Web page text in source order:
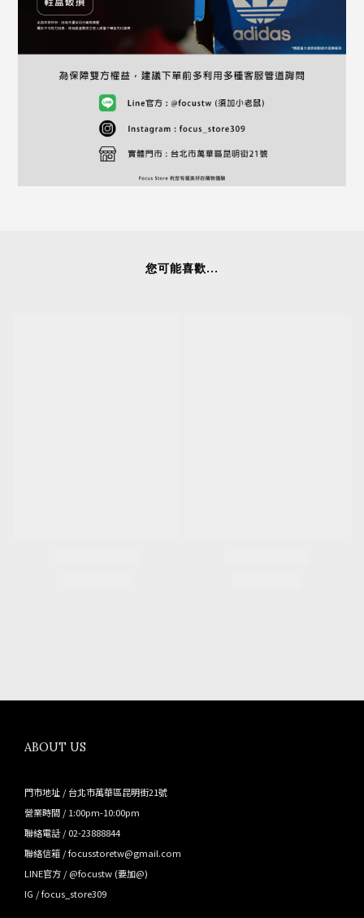
您可能喜歡...
ABOUT US
門市地址 / 台北市萬華區昆明街21號
營業時間 / 1:00pm-10:00pm
聯絡電話 / 02-23888844
聯絡信箱 / focusstoretw@gmail.com
LINE官方 / @focustw (要加@)
IG /focus_store309